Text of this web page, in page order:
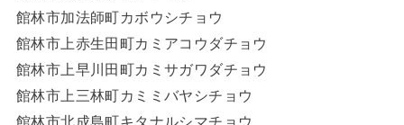
館林市加法師町カボウシチョウ
館林市上赤生田町カミアコウダチョウ
館林市上早川田町カミサガワダチョウ
館林市上三林町カミミバヤシチョウ
館林市北成島町キタナルシマチョウ